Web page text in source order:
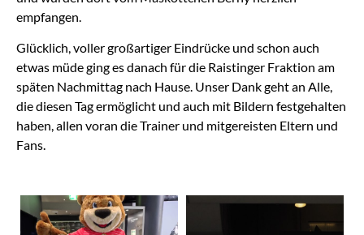
empfangen.
Glücklich, voller großartiger Eindrücke und schon auch
etwas müde ging es danach für die Raistinger Fraktion am
späten Nachmittag nach Hause. Unser Dank geht an Alle,
die diesen Tag ermöglicht und auch mit Bildern festgehalten
haben, allen voran die Trainer und mitgereisten Eltern und
Fans.